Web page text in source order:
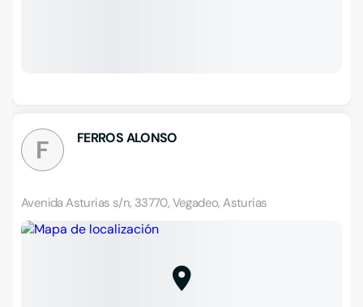
F FERROS ALONSO
Avenida Asturias s/n, 33770, Vegadeo, Asturias